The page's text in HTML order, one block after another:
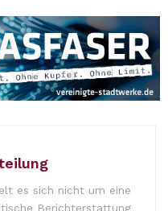
es sich nicht um eine
Berichterstattung